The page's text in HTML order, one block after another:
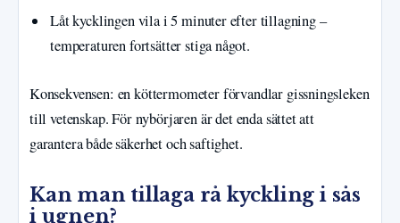
Låt kycklingen vila i 5 minuter efter tillagning –
temperaturen fortsätter stiga något.
Konsekvensen: en köttermometer förvandlar gissningsleken
till vetenskap. För nybörjaren är det enda sättet att
garantera både säkerhet och saftighet.
Kan man tillaga rå kyckling i sås
i ugnen?